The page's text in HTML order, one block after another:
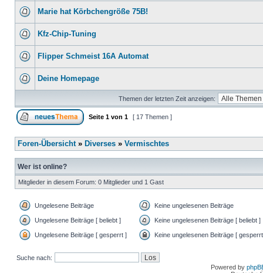
Marie hat Körbchengröße 75B!
Kfz-Chip-Tuning
Flipper Schmeist 16A Automat
Deine Homepage
Themen der letzten Zeit anzeigen:
Seite 1 von 1 [ 17 Themen ]
Foren-Übersicht» Diverses » Vermischtes
Wer ist online?
Mitglieder in diesem Forum: 0 Mitglieder und 1 Gast
Ungelesene Beiträge Keine ungelesenen Beiträge
Ungelesene Beiträge [ beliebt ] Keine ungelesenen Beiträge [ beliebt ]
Ungelesene Beiträge [ gesperrt ] Keine ungelesenen Beiträge [
Suche nach:
Powered by